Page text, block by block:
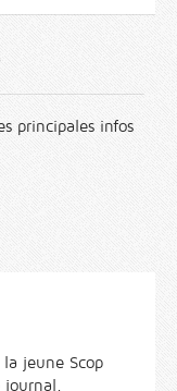
principales infos
jeune Scop